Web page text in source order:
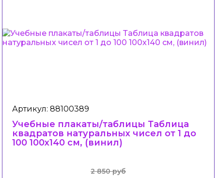
Артикул: 88100389
Учебные плакаты/таблицы Таблица
квадратов натуральных чисел от 1 до
100 100x140 см, (винил)
2 850 руб